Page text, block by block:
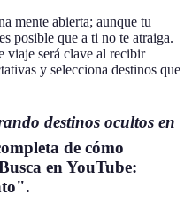
mente abierta; aunque tu
posible que a ti no te atraiga.
viaje será clave al recibir
y selecciona destinos que
destinos ocultos en
de cómo
en YouTube: